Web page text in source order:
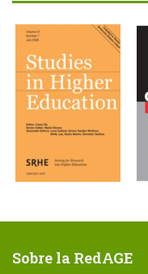
Sobre la RedAGE